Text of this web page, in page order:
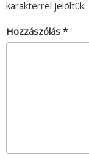
karakterrel jelöltük
Hozzászólás *